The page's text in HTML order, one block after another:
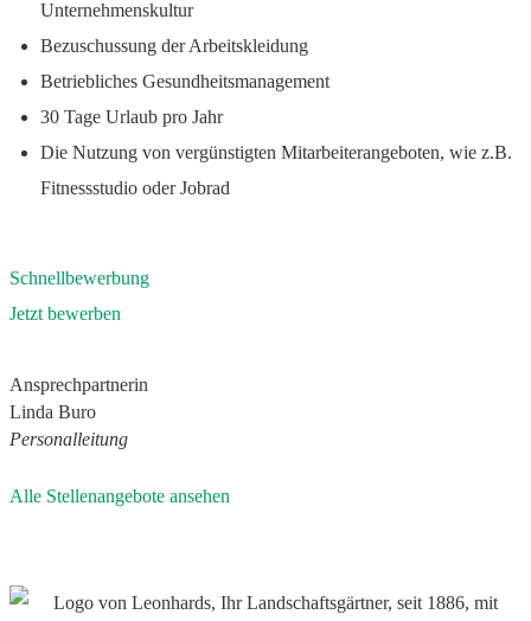
Unternehmenskultur
Bezuschussung der Arbeitskleidung
Betriebliches Gesundheitsmanagement
30 Tage Urlaub pro Jahr
Die Nutzung von vergünstigten Mitarbeiterangeboten, wie z.B.
Fitnessstudio oder Jobrad
Schnellbewerbung
Jetzt bewerben
Ansprechpartnerin
Linda Buro
Personalleitung
Alle Stellenangebote ansehen